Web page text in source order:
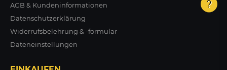
AGB & Kundeninformationen
Datenschutzerklärung
Widerrufsbelehrung & -formular
Dateneinstellungen